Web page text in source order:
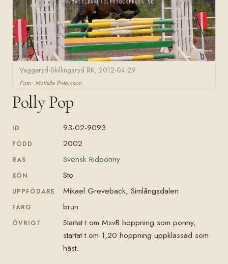
Vaggeryd-Skillingaryd RK, 2012-04-29
Foto: Matilda Petersson
Polly Pop
ID 93-02-9093
FÖDD 2002
RAS Svensk Ridponny
KÖN Sto
UPPFÖDARE Mikael Greveback, Simlångsdalen
FÄRG brun
ÖVRIGT
Startat t.om MsvB hoppning som ponny,
startat t.om 1,20 hoppning uppklassad som
häst.